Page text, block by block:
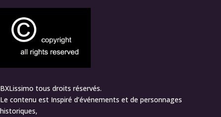
BXLissimo tous droits réservés.
Le contenu est Inspiré d’événements et de personnages
historiques,